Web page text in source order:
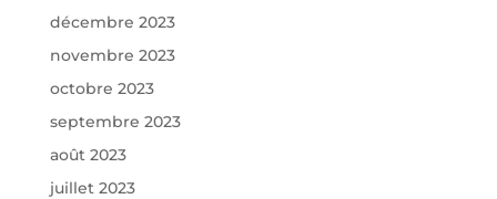
décembre 2023
novembre 2023
octobre 2023
septembre 2023
août 2023
juillet 2023